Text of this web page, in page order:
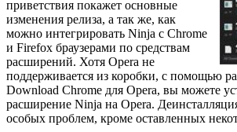
приветствия покажет основные
изменения релиза, а так же, как
можно интегрировать Ninja с Chrome
и Firefox браузерами по средствам
расширений. Хотя Opera не
поддерживается из коробки, с помощью
Download Chrome для Opera, вы можете
расширение Ninja на Opera.
особых проблем, кроме оставленных